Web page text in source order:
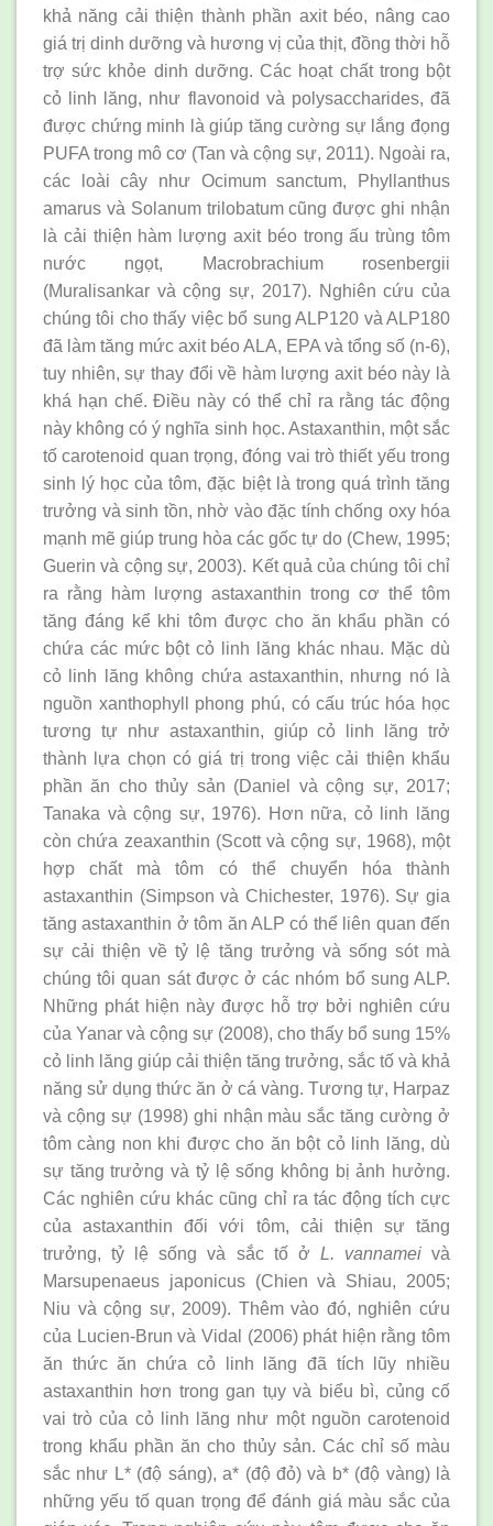
khả năng cải thiện thành phần axit béo, nâng cao
giá trị dinh dưỡng và hương vị của thịt, đồng thời hỗ
trợ sức khỏe dinh dưỡng. Các hoạt chất trong bột
cỏ linh lăng, như flavonoid và polysaccharides, đã
được chứng minh là giúp tăng cường sự lắng đọng
PUFA trong mô cơ (Tan và cộng sự, 2011). Ngoài ra,
các loài cây như Ocimum sanctum, Phyllanthus
amarus và Solanum trilobatum cũng được ghi nhận
là cải thiện hàm lượng axit béo trong ấu trùng tôm
nước ngọt, Macrobrachium rosenbergii
(Muralisankar và cộng sự, 2017). Nghiên cứu của
chúng tôi cho thấy việc bổ sung ALP120 và ALP180
đã làm tăng mức axit béo ALA, EPA và tổng số (n-6),
tuy nhiên, sự thay đổi về hàm lượng axit béo này là
khá hạn chế. Điều này có thể chỉ ra rằng tác động
này không có ý nghĩa sinh học. Astaxanthin, một sắc
tố carotenoid quan trọng, đóng vai trò thiết yếu trong
sinh lý học của tôm, đặc biệt là trong quá trình tăng
trưởng và sinh tồn, nhờ vào đặc tính chống oxy hóa
mạnh mẽ giúp trung hòa các gốc tự do (Chew, 1995;
Guerin và cộng sự, 2003). Kết quả của chúng tôi chỉ
ra rằng hàm lượng astaxanthin trong cơ thể tôm
tăng đáng kể khi tôm được cho ăn khẩu phần có
chứa các mức bột cỏ linh lăng khác nhau. Mặc dù
cỏ linh lăng không chứa astaxanthin, nhưng nó là
nguồn xanthophyll phong phú, có cấu trúc hóa học
tương tự như astaxanthin, giúp cỏ linh lăng trở
thành lựa chọn có giá trị trong việc cải thiện khẩu
phần ăn cho thủy sản (Daniel và cộng sự, 2017;
Tanaka và cộng sự, 1976). Hơn nữa, cỏ linh lăng
còn chứa zeaxanthin (Scott và cộng sự, 1968), một
hợp chất mà tôm có thể chuyển hóa thành
astaxanthin (Simpson và Chichester, 1976). Sự gia
tăng astaxanthin ở tôm ăn ALP có thể liên quan đến
sự cải thiện về tỷ lệ tăng trưởng và sống sót mà
chúng tôi quan sát được ở các nhóm bổ sung ALP.
Những phát hiện này được hỗ trợ bởi nghiên cứu
của Yanar và cộng sự (2008), cho thấy bổ sung 15%
cỏ linh lăng giúp cải thiện tăng trưởng, sắc tố và khả
năng sử dụng thức ăn ở cá vàng. Tương tự, Harpaz
và cộng sự (1998) ghi nhận màu sắc tăng cường ở
tôm càng non khi được cho ăn bột cỏ linh lăng, dù
sự tăng trưởng và tỷ lệ sống không bị ảnh hưởng.
Các nghiên cứu khác cũng chỉ ra tác động tích cực
của astaxanthin đối với tôm, cải thiện sự tăng
trưởng, tỷ lệ sống và sắc tố ở L. vannameivà
Marsupenaeus japonicus (Chien và Shiau, 2005;
Niu và cộng sự, 2009). Thêm vào đó, nghiên cứu
của Lucien-Brun và Vidal (2006) phát hiện rằng tôm
ăn thức ăn chứa cỏ linh lăng đã tích lũy nhiều
astaxanthin hơn trong gan tụy và biểu bì, củng cố
vai trò của cỏ linh lăng như một nguồn carotenoid
trong khẩu phần ăn cho thủy sản. Các chỉ số màu
sắc như L* (độ sáng), a* (độ đỏ) và b* (độ vàng) là
những yếu tố quan trọng để đánh giá màu sắc của